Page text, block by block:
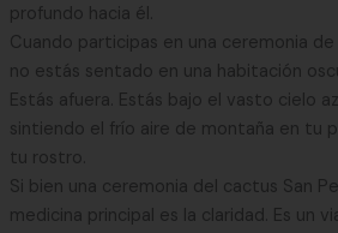
profundo hacia él.
Cuando participas en una ceremonia de
no estás sentado en una habitación
Estás afuera. Estás bajo el vasto cielo
sintiendo el frío aire de montaña en tu
tu rostro.
Si bien una ceremonia del cactus San
medicina principal es la claridad. Es un